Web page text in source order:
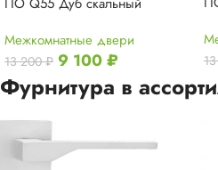
Межкомнатные двери
13 200₽ 9 100₽
Фурнитура в